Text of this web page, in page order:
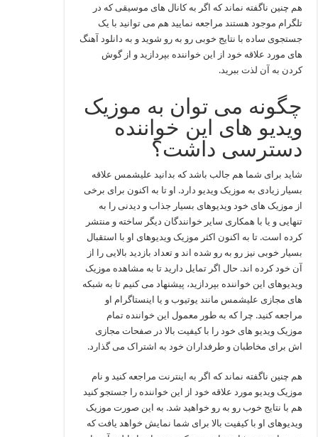
هم چنین ناگفته نماند که اگر به کانال های موسیقی که در
تلگرام موجود هستند مراجعه نمایید هم می توانید با یک
جستجوی ساده با نتایج خوبی رو به رو شوید و به دانلود آهنگ
های مورد علاقه خود از این خواننده بپردازید و از گوش
کردن به آن لذت ببرید.
چگونه می توان به موزیک
ویدیو های این خواننده
دسترسی داشت؟
شاید برای شما هم جالب باشد که بدانید علیشمس علاقه
بسیار زیادی به موزیک ویدیو دارد. او تا به اکنون برای برخی
از موزیک های خود ویدیوهای بسیار جذاب و دیدنی را به
تنهایی و یا با همکاری سایر خوانندگان دیگر ساخته و منتشر
کرده است. تا به اکنون اکثر موزیک ویدیوهای او با استقبال
بسیار خوبی نیز رو به رو شده اند و تعداد بازدید بالایی را از
آن خود کرده اند. حال اگر تمایل دارید تا به مشاهده موزیک
ویدیوهای این خواننده بپردازید، پیشنهاد می کنیم تا به شبکه
های مجازی علیشمس مانند یوتیوب و یا اینستاگرام او
مراجعه کنید. چرا که به طور معمول این خواننده تمام
موزیک ویدیو های خود را با کیفیت بالا در صفحات مجازی
اش برای مخاطبان و طرفداران خود به اشتراک می‌ گذارد.
هم چنین ناگفته نماند که اگر به اینترنت مراجعه کنید و نام
موزیک ویدیو مورد علاقه خود از این خواننده را جستجو کنید
هم با نتایج خوب رو به رو خواهید شد. به این صورت موزیک
ویدیوهای او با کیفیت بالا برای شما نمایش خواهد یافت که